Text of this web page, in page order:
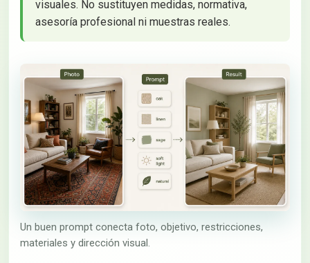
visuales. No sustituyen medidas, normativa,
asesoría profesional ni muestras reales.
Un buen prompt conecta foto, objetivo, restricciones,
materiales y dirección visual.